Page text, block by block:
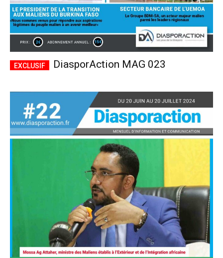
DiasporAction MAG 023